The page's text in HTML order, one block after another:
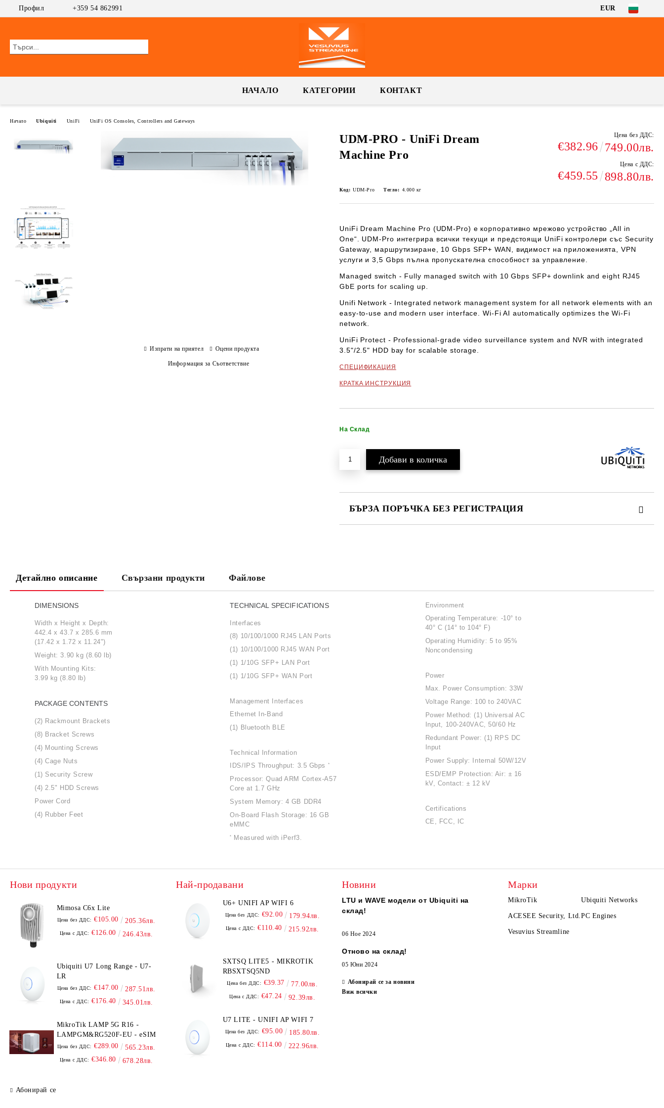
Профил +359 54 862991 EUR
НАЧАЛО КАТЕГОРИИ КОНТАКТ
Начало Ubiquiti UniFi UniFi OS Consoles, Controllers and Gateways
UDM-PRO - UniFi Dream
Machine Pro
Цена без ДДС:
€382.96 749.00лв.
Цена с ДДС:
€459.55 898.80лв.
Код: UDM-Pro Тегло: 4.000 кг
UniFi Dream Machine Pro (UDM-Pro) е корпоративно мрежово устройство „All in
One“. UDM-Pro интегрира всички текущи и предстоящи UniFi контролери със Security
Gateway, маршрутизиране, 10 Gbps SFP+ WAN, видимост на приложенията, VPN
услуги и 3,5 Gbps пълна пропускателна способност за управление.
Managed switch - Fully managed switch with 10 Gbps SFP+ downlink and eight RJ45
GbE ports for scaling up.
Unifi Network - Integrated network management system for all network elements with an
easy-to-use and modern user interface. Wi-Fi AI automatically optimizes the Wi-Fi
network.
UniFi Protect - Professional-grade video surveillance system and NVR with integrated
3.5"/2.5" HDD bay for scalable storage.
СПЕЦИФИКАЦИЯ
КРАТКА ИНСТРУКЦИЯ
На Склад
БЪРЗА ПОРЪЧКА БЕЗ РЕГИСТРАЦИЯ
Изпрати на приятел Оцени продукта
Информация за Съответствие
Детайлно описание Свързани продукти Файлове
DIMENSIONS
Width x Height x Depth:
442.4 x 43.7 x 285.6 mm
(17.42 x 1.72 x 11.24")
Weight: 3.90 kg (8.60 lb)
With Mounting Kits:
3.99 kg (8.80 lb)
PACKAGE CONTENTS
(2) Rackmount Brackets
(8) Bracket Screws
(4) Mounting Screws
(4) Cage Nuts
(1) Security Screw
(4) 2.5" HDD Screws
Power Cord
(4) Rubber Feet
TECHNICAL SPECIFICATIONS
Interfaces
(8) 10/100/1000 RJ45 LAN Ports
(1) 10/100/1000 RJ45 WAN Port
(1) 1/10G SFP+ LAN Port
(1) 1/10G SFP+ WAN Port
Management Interfaces
Ethernet In-Band
(1) Bluetooth BLE
Technical Information
IDS/IPS Throughput: 3.5 Gbps
*
Processor: Quad ARM Cortex-A57
Core at 1.7 GHz
System Memory: 4 GB DDR4
On-Board Flash Storage: 16 GB
eMMC
* Measured with iPerf3.
Environment
Operating Temperature: -10° to
40° C (14° to 104° F)
Operating Humidity: 5 to 95%
Noncondensing
Power
Max. Power Consumption: 33W
Voltage Range: 100 to 240VAC
Power Method: (1) Universal AC
Input, 100-240VAC, 50/60 Hz
Redundant Power: (1) RPS DC
Input
Power Supply: Internal 50W/12V
ESD/EMP Protection: Air: ± 16
kV, Contact: ± 12 kV
Certifications
CE, FCC, IC
Нови продукти
Mimosa C6x Lite
Цена без ДДС: €105.00 205.36лв.
Цена с ДДС: €126.00 246.43лв.
Ubiquiti U7 Long Range - U7-
LR
Цена без ДДС: €147.00 287.51лв.
Цена с ДДС: €176.40 345.01лв.
MikroTik LAMP 5G R16 -
LAMPGM&RG520F-EU - eSIM
Цена без ДДС: €289.00 565.23лв.
Цена с ДДС: €346.80 678.28лв.
Абонирай се
Най-продавани
U6+ UNIFI AP WIFI 6
Цена без ДДС: €92.00 179.94лв.
Цена с ДДС: €110.40 215.92лв.
SXTSQ LITE5 - MIKROTIK
RBSXTSQ5ND
Цена без ДДС: €39.37 77.00лв.
Цена с ДДС: €47.24 92.39лв.
U7 LITE - UNIFI AP WIFI 7
Цена без ДДС: €95.00 185.80лв.
Цена с ДДС: €114.00 222.96лв.
Новини
LTU и WAVE модели от Ubiquiti на
склад!
06 Ное 2024
Отново на склад!
05 Юни 2024
Абонирай се за новини
Виж всички
Марки
MikroTik Ubiquiti Networks
ACESEE Security, Ltd.PC Engines
Vesuvius Streamline